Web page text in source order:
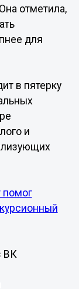
отметила,
для
в пятерку
и
помог
ВК